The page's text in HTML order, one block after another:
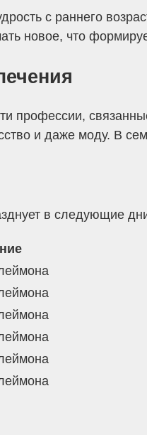
с раннего
новое, что
профессии,
и даже моду. В
в следующие